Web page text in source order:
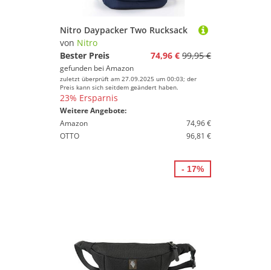
Nitro Daypacker Two Rucksack
von Nitro
Bester Preis
74,96 € 99,95 €
gefunden bei Amazon
zuletzt überprüft am 27.09.2025 um 00:03; der
Preis kann sich seitdem geändert haben.
23% Ersparnis
Weitere Angebote:
Amazon
74,96 €
OTTO
96,81 €
- 17%